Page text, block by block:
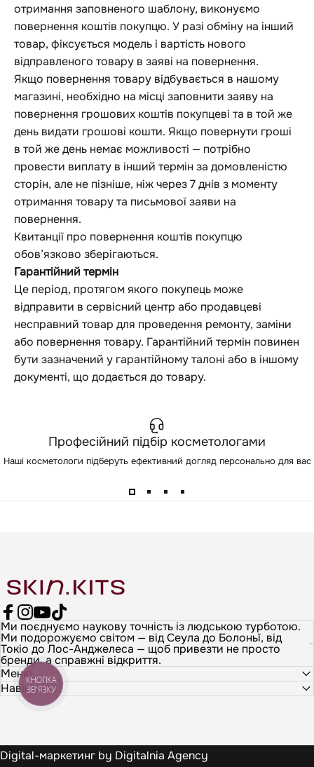
отримання заповненого шаблону, виконуємо
повернення коштів покупцю. У разі обміну на інший
товар, фіксується модель і вартість нового
відправленого товару в заяві на повернення.
Якщо повернення товару відбувається в нашому
магазині, необхідно на місці заповнити заяву на
повернення грошових коштів покупцеві та в той же
день видати грошові кошти. Якщо повернути гроші
в той же день немає можливості — потрібно
провести виплату в інший термін за домовленістю
сторін, але не пізніше, ніж через 7 днів з моменту
отримання товару та письмової заяви на
повернення.
Квитанції про повернення коштів покупцю
обов’язково зберігаються.
Гарантійний термін
Це період, протягом якого покупець може
відправити в сервісний центр або продавцеві
несправний товар для проведення ремонту, заміни
або повернення товару. Гарантійний термін повинен
бути зазначений у гарантійному талоні або в іншому
документі, що додається до товару.
Професійний підбір косметологами
Наші косметологи підберуть ефективний догляд персонально для вас
Facebook
Instagram
YouTube
TikTok
Ми поєднуємо наукову точність із людською турботою.
Ми подорожуємо світом — від Сеула до Болоньї, від
Токіо до Лос-Анджелеса — щоб привезти не просто
бренди, а справжні відкриття.
Меню
Навігація
Digital-маркетинг by Digitalnia Agency
КНОПКА
ЗВ'ЯЗКУ